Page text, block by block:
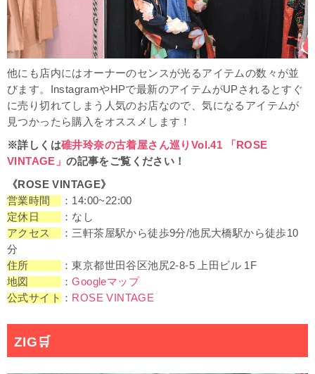
他にも店内にはオーナーのセンスが光るアイテムの数々が並
びます。InstagramやHPで最新のアイテムがUPされるとすぐ
に売り切れてしまう人気のお店なので、気になるアイテムが
見つかったら購入をオススメします！
※詳しくは碓井玲奈の古着屋さん巡りVol.41 「ROSE
VINTAGE」の記事をご覧ください！
《ROSE VINTAGE》
営業時間
：14:00~22:00
定休日
：なし
アクセス
：三軒茶屋駅から徒歩9分/池尻大橋駅から徒歩10
分
住所
：東京都世田谷区池尻2-8-5 上田ビル 1F
地図
：Googleマップ
公式サイト ： ROSE VINTAGE
ZIG🛒